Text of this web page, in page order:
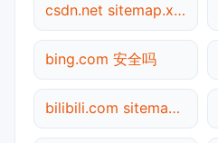
csdn.net sitemap.xml检测
bing.com 安全吗
bilibili.com sitemap.xml检测